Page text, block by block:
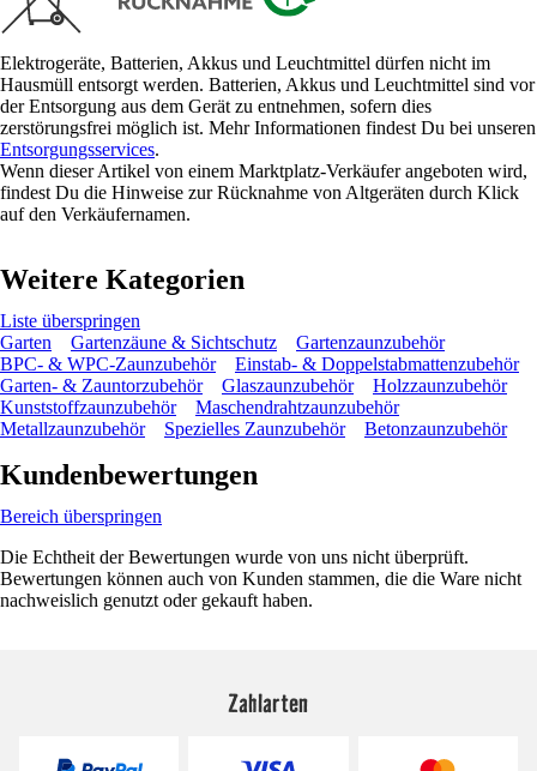
Elektrogeräte, Batterien, Akkus und Leuchtmittel dürfen nicht im
Hausmüll entsorgt werden. Batterien, Akkus und Leuchtmittel sind vor
der Entsorgung aus dem Gerät zu entnehmen, sofern dies
zerstörungsfrei möglich ist. Mehr Informationen findest Du bei unseren
Entsorgungsservices.
Wenn dieser Artikel von einem Marktplatz-Verkäufer angeboten wird,
findest Du die Hinweise zur Rücknahme von Altgeräten durch Klick
auf den Verkäufernamen.
Weitere Kategorien
Liste überspringen
Garten
Gartenzäune & Sichtschutz
Gartenzaunzubehör
BPC- & WPC-Zaunzubehör
Einstab- & Doppelstabmattenzubehör
Garten- & Zauntorzubehör
Glaszaunzubehör
Holzzaunzubehör
Kunststoffzaunzubehör
Maschendrahtzaunzubehör
Metallzaunzubehör
Spezielles Zaunzubehör Betonzaunzubehör
Kundenbewertungen
Bereich überspringen
Die Echtheit der Bewertungen wurde von uns nicht überprüft.
Bewertungen können auch von Kunden stammen, die die Ware nicht
nachweislich genutzt oder gekauft haben.
Zahlarten